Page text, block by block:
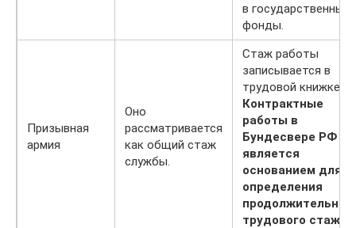
в государственные
фонды.
Призывная
армия
Оно
рассматривается
как общий стаж
службы.
Стаж работы
записывается в
трудовой книжке.
Контрактные
работы в
Бундесвере РФ не
является
основанием для
определения
трудового стажа.